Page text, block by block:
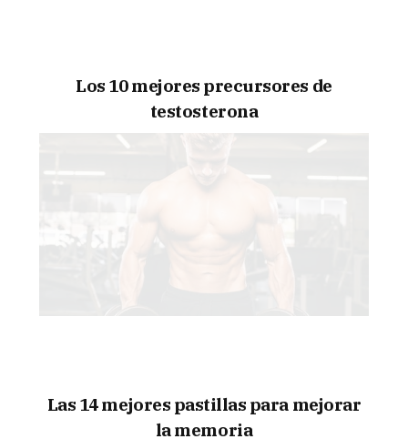
Los 10 mejores precursores de
testosterona
Las 14 mejores pastillas para mejorar
la memoria